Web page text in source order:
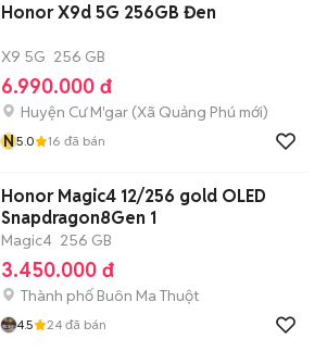
Honor X9d 5G 256GB Đen
X9 5G 256 GB
6.990.000 đ
Huyện Cư M'gar (Xã Quảng Phú mới)
N5.0 16 đã bán
Honor Magic4 12/256 gold OLED
Snapdragon8Gen 1
Magic4 256 GB
3.450.000 đ
Thành phố Buôn Ma Thuột
4.5 24 đã bán